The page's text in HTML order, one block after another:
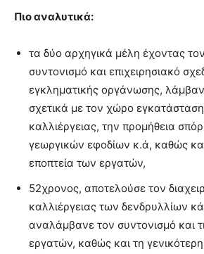
Πιο αναλυτικά:
τα δύο αρχηγικά μέλη έχοντας
συντονισμό και επιχειρησιακό
εγκληματικής οργάνωσης,
σχετικά με τον χώρο
καλλιέργειας, την προμήθεια
γεωργικών εφοδίων κ.ά, καθώς
εποπτεία των εργατών,
52χρονος, αποτελούσε τον
καλλιέργειας των δενδρυλλίων
αναλάμβανε τον συντονισμό και
εργατών, καθώς και τη